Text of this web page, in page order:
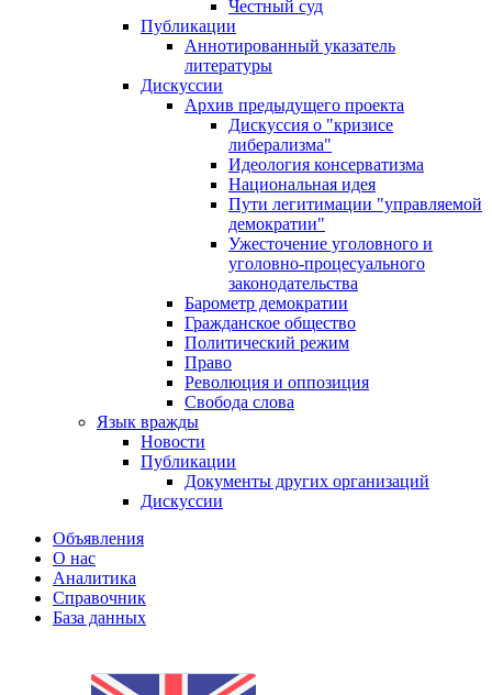
Честный суд
Публикации
Аннотированный указатель
литературы
Дискуссии
Архив предыдущего проекта
Дискуссия о "кризисе
либерализма"
Идеология консерватизма
Национальная идея
Пути легитимации "управляемой
демократии"
Ужесточение уголовного и
уголовно-процесуального
законодательства
Барометр демократии
Гражданское общество
Политический режим
Право
Революция и оппозиция
Свобода слова
Язык вражды
Новости
Публикации
Документы других организаций
Дискуссии
Объявления
О нас
Аналитика
Справочник
База данных